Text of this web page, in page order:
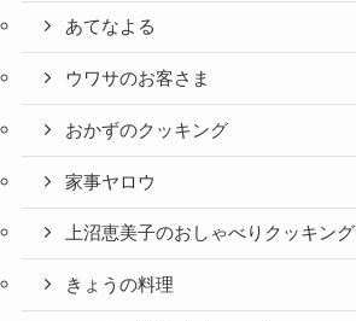
あてなよる
ウワサのお客さま
おかずのクッキング
家事ヤロウ
上沼恵美子のおしゃべりクッキング
きょうの料理